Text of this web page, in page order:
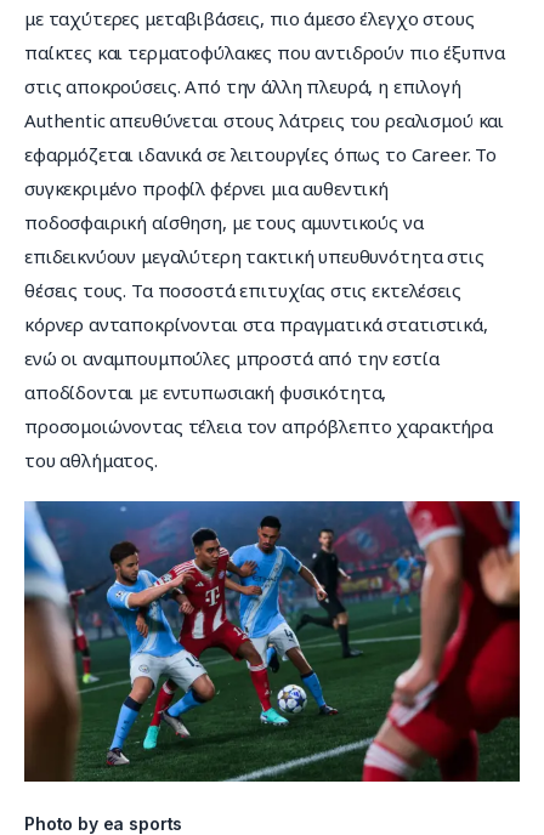
με ταχύτερες μεταβιβάσεις, πιο άμεσο έλεγχο στους
παίκτες και τερματοφύλακες που αντιδρούν πιο έξυπνα
στις αποκρούσεις. Από την άλλη πλευρά, η επιλογή
Authentic απευθύνεται στους λάτρεις του ρεαλισμού και
εφαρμόζεται ιδανικά σε λειτουργίες όπως το Career. Το
συγκεκριμένο προφίλ φέρνει μια αυθεντική
ποδοσφαιρική αίσθηση, με τους αμυντικούς να
επιδεικνύουν μεγαλύτερη τακτική υπευθυνότητα στις
θέσεις τους. Τα ποσοστά επιτυχίας στις εκτελέσεις
κόρνερ ανταποκρίνονται στα πραγματικά στατιστικά,
ενώ οι αναμπουμπούλες μπροστά από την εστία
αποδίδονται με εντυπωσιακή φυσικότητα,
προσομοιώνοντας τέλεια τον απρόβλεπτο χαρακτήρα
του αθλήματος.
Photo by ea sports